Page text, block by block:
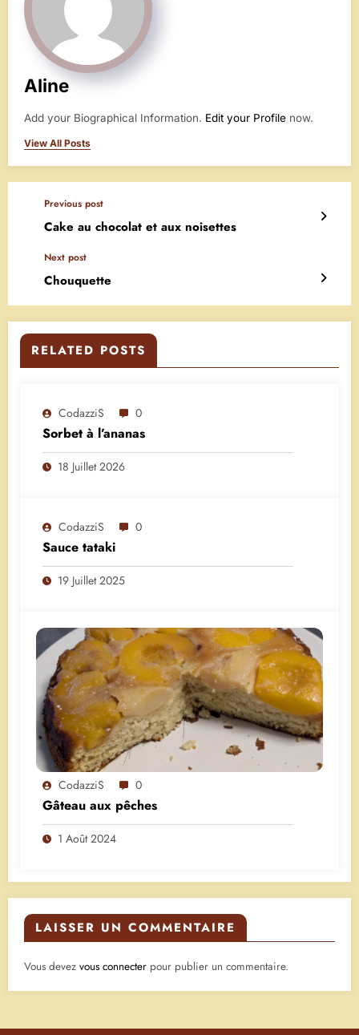
Aline
Add your Biographical Information. Edit your Profile now.
View All Posts
Previous post
Cake au chocolat et aux noisettes
Next post
Chouquette
RELATED POSTS
CodazziS 0
Sorbet à l’ananas
18 Juillet 2026
CodazziS 0
Sauce tataki
19 Juillet 2025
CodazziS 0
Gâteau aux pêches
1 Août 2024
LAISSER UN COMMENTAIRE
Vous devez vous connecter pour publier un commentaire.